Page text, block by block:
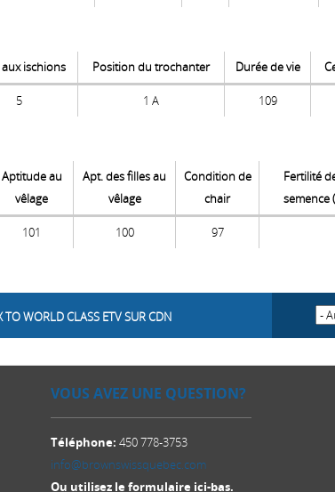
aux ischions Position du trochanter Durée de vie
5 1 A 109
Aptitude au
vêlage
Apt. des filles au
vêlage
Condition de
chair
Fertilité
semence
101 100 97
TO WORLD CLASS ETV SUR CDN
VOUS AVEZ UNE QUESTION?
Téléphone: 450 778-3753
info@brownswissquebec.com
Ou utilisez le formulaire ici-bas.